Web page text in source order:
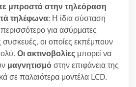
μπροστά στην τηλεόραση
τηλέφωνα: Η ίδια σύσταση
για ασύρματες
συσκευές, οι οποίες εκπέμπουν
Οι ακτινοβολίες μπορεί να
μαγνητισμόστην επιφάνεια της
σε παλαιότερα μοντέλα LCD.